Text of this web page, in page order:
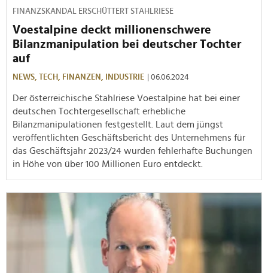
FINANZSKANDAL ERSCHÜTTERT STAHLRIESE
Voestalpine deckt millionenschwere
Bilanzmanipulation bei deutscher Tochter
auf
NEWS, TECH, FINANZEN, INDUSTRIE | 06.06.2024
Der österreichische Stahlriese Voestalpine hat bei einer
deutschen Tochtergesellschaft erhebliche
Bilanzmanipulationen festgestellt. Laut dem jüngst
veröffentlichten Geschäftsbericht des Unternehmens für
das Geschäftsjahr 2023/24 wurden fehlerhafte Buchungen
in Höhe von über 100 Millionen Euro entdeckt.